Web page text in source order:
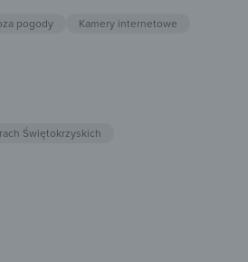
pogody Kamery internetowe
Świętokrzyskich